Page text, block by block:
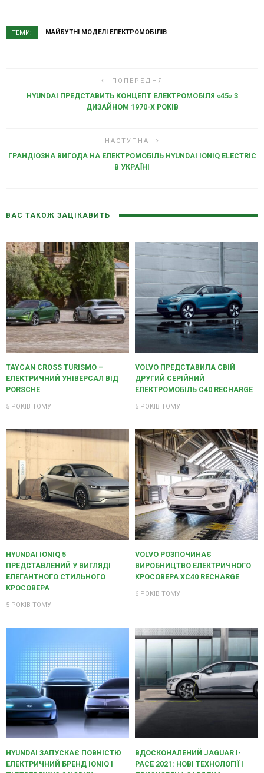
ТЕМИ: МАЙБУТНІ МОДЕЛІ ЕЛЕКТРОМОБІЛІВ
ПОПЕРЕДНЯ
HYUNDAI ПРЕДСТАВИТЬ КОНЦЕПТ ЕЛЕКТРОМОБІЛЯ «45» З
ДИЗАЙНОМ 1970-Х РОКІВ
НАСТУПНА
ГРАНДІОЗНА ВИГОДА НА ЕЛЕКТРОМОБІЛЬ HYUNDAI IONIQ ELECTRIC
В УКРАЇНІ
ВАС ТАКОЖ ЗАЦІКАВИТЬ
TAYCAN CROSS TURISMO –
ЕЛЕКТРИЧНИЙ УНІВЕРСАЛ ВІД
PORSCHE
5 РОКІВ ТОМУ
VOLVO ПРЕДСТАВИЛА СВІЙ
ДРУГИЙ СЕРІЙНИЙ
ЕЛЕКТРОМОБІЛЬ C40 RECHARGE
5 РОКІВ ТОМУ
HYUNDAI IONIQ 5
ПРЕДСТАВЛЕНИЙ У ВИГЛЯДІ
ЕЛЕГАНТНОГО СТИЛЬНОГО
КРОСОВЕРА
5 РОКІВ ТОМУ
VOLVO РОЗПОЧИНАЄ
ВИРОБНИЦТВО ЕЛЕКТРИЧНОГО
КРОСОВЕРА XC40 RECHARGE
6 РОКІВ ТОМУ
HYUNDAI ЗАПУСКАЄ ПОВНІСТЮ
ЕЛЕКТРИЧНИЙ БРЕНД IONIQ І
ВДОСКОНАЛЕНИЙ JAGUAR I-
PACE 2021: НОВІ ТЕХНОЛОГІЇ І